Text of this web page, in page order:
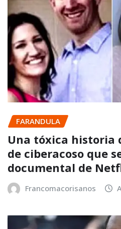
FARANDULA
Una tóxica historia
de ciberacoso que
documental de
Francomacorisanos